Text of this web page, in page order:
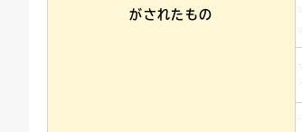
がされたもの